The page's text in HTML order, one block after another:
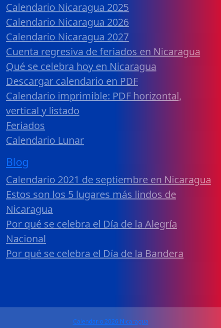
Calendario Nicaragua 2025
Calendario Nicaragua 2026
Calendario Nicaragua 2027
Cuenta regresiva de feriados en Nicaragua
Qué se celebra hoy en Nicaragua
Descargar calendario en PDF
Calendario imprimible: PDF horizontal,
vertical y listado
Feriados
Calendario Lunar
Blog
Calendario 2021 de septiembre en Nicaragua
Estos son los 5 lugares más lindos de
Nicaragua
Por qué se celebra el Día de la Alegría
Nacional
Por qué se celebra el Día de la Bandera
Calendario 2026 Nicaragua